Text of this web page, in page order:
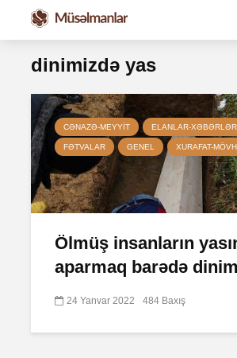
dinimizdə yas
CƏNAZƏ-MEYYIT ELANLAR-XƏBƏRLƏR
FƏTVALAR GENEL XURAFAT-
Ölmüş insanların
aparmaq barədə
24 Yanvar 2022 484 Baxış